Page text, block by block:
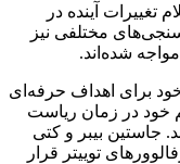
تغییرات آینده در
مختلفی نیز
شده‌اند.
خود برای اهداف حرفه‌ای
خود در زمان ریاست
جاستین بیبر و کتی
توییتر قرار